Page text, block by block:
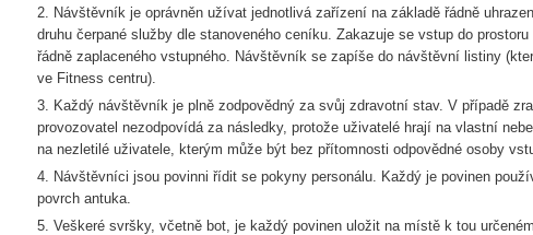
2. Návštěvník je oprávněn užívat jednotlivá zařízení na základě řádně
druhu čerpané služby dle stanoveného ceníku. Zakazuje se vstup do
řádně zaplaceného vstupného. Návštěvník se zapíše do návštěvní listiny
ve Fitness centru).
3. Každý návštěvník je plně zodpovědný za svůj zdravotní stav. V případě
provozovatel nezodpovídá za následky, protože uživatelé hrají na vlastní
na nezletilé uživatele, kterým může být bez přítomnosti odpovědné osoby
4. Návštěvníci jsou povinni řídit se pokyny personálu. Každý je povinen
povrch antuka.
5. Veškeré svršky, včetně bot, je každý povinen uložit na místě k tou